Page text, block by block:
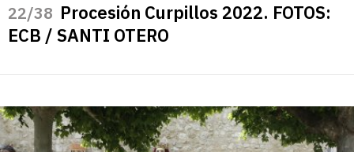
/38 Procesión Curpillos 2022. FOTOS:
ECB / SANTI OTERO